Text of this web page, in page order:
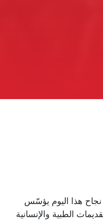
هذا اليوم يؤسّس
الطبية والإنسانية